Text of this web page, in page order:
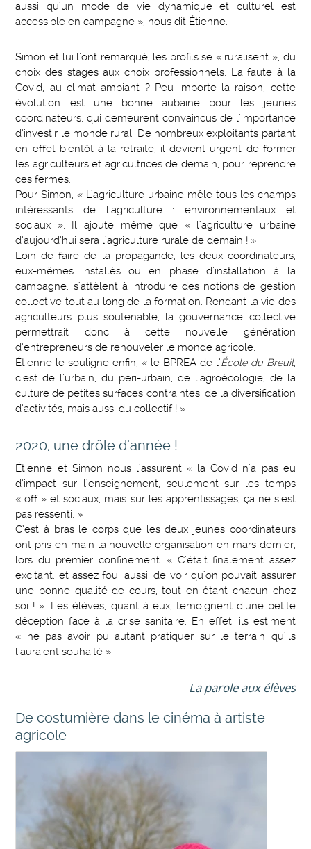
aussi qu’un mode de vie dynamique et culturel est
accessible en campagne », nous dit Étienne.
Simon et lui l’ont remarqué, les profils se « ruralisent », du
choix des stages aux choix professionnels. La faute à la
Covid, au climat ambiant ? Peu importe la raison, cette
évolution est une bonne aubaine pour les jeunes
coordinateurs, qui demeurent convaincus de l’importance
d’investir le monde rural. De nombreux exploitants partant
en effet bientôt à la retraite, il devient urgent de former
les agriculteurs et agricultrices de demain, pour reprendre
ces fermes.
Pour Simon, « L’agriculture urbaine mêle tous les champs
intéressants de l’agriculture : environnementaux et
sociaux ». Il ajoute même que « l’agriculture urbaine
d’aujourd’hui sera l’agriculture rurale de demain ! »
Loin de faire de la propagande, les deux coordinateurs,
eux-mêmes installés ou en phase d’installation à la
campagne, s’attèlent à introduire des notions de gestion
collective tout au long de la formation. Rendant la vie des
agriculteurs plus soutenable, la gouvernance collective
permettrait donc à cette nouvelle génération
d’entrepreneurs de renouveler le monde agricole.
Étienne le souligne enfin, « le BPREA de l’École du Breuil,
c’est de l’urbain, du péri-urbain, de l’agroécologie, de la
culture de petites surfaces contraintes, de la diversification
d’activités, mais aussi du collectif ! »
2020, une drôle d’année !
Étienne et Simon nous l’assurent « la Covid n’a pas eu
d’impact sur l’enseignement, seulement sur les temps
« off » et sociaux, mais sur les apprentissages, ça ne s’est
pas ressenti. »
C’est à bras le corps que les deux jeunes coordinateurs
ont pris en main la nouvelle organisation en mars dernier,
lors du premier confinement. « C’était finalement assez
excitant, et assez fou, aussi, de voir qu’on pouvait assurer
une bonne qualité de cours, tout en étant chacun chez
soi ! ». Les élèves, quant à eux, témoignent d’une petite
déception face à la crise sanitaire. En effet, ils estiment
« ne pas avoir pu autant pratiquer sur le terrain qu’ils
l’auraient souhaité ».
La parole aux élèves
De costumière dans le cinéma à artiste
agricole